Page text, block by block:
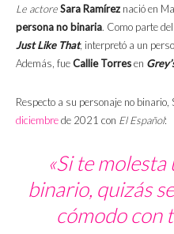
Le actoreSara Ramírez nació en
persona no binaria. Como parte del
Just Like That, interpretó a un
Además, fueCallie Torresen
Respecto a su personaje no binario,
diciembrede 2021 con El Español:
«Si te
binario, quizás
cómodo con